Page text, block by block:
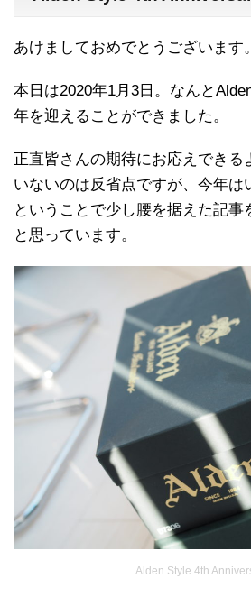
あけましておめでとうございます。
本日は2020年1月3日。なんと
年を迎えることができました。
正直皆さんの期待にお応えできる
いないのは反省点ですが、今年は
ということで少し腰を据えた記事
と思っています。
Alden Style 4th